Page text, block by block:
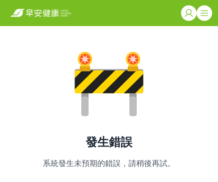
發生錯誤
系統發生未預期的錯誤，請稍後再試。